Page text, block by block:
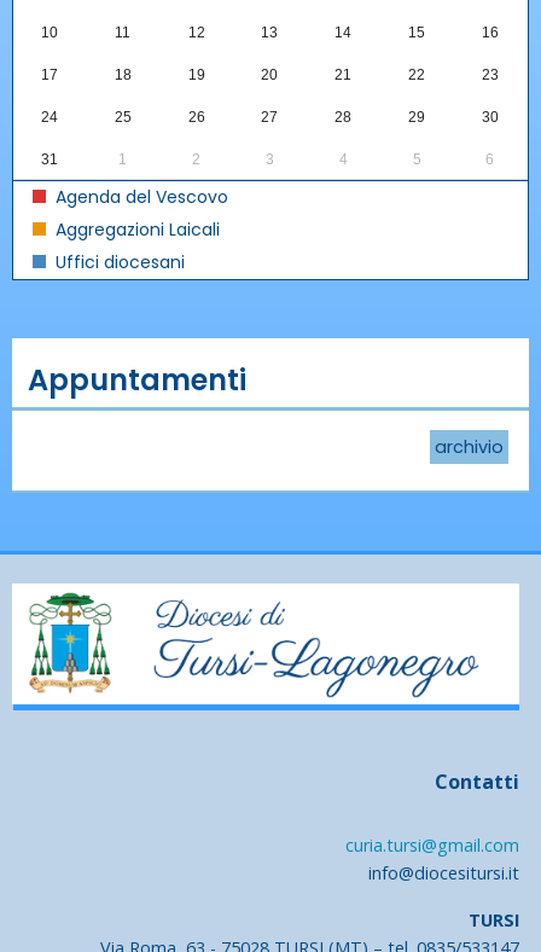
10 11 12 13 14 15 16
17 18 19 20 21 22 23
24 25 26 27 28 29 30
31 1 2 3 4 5 6
Agenda del Vescovo
Aggregazioni Laicali
Uffici diocesani
Appuntamenti
archivio
Contatti
curia.tursi@gmail.com
info@diocesitursi.it
TURSI